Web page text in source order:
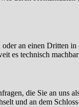
an einen Dritten in
es technisch
die Sie an uns
und an dem